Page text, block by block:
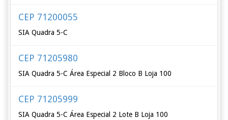
CEP 71200055
SIA Quadra 5-C
CEP 71205980
SIA Quadra 5-C Área Especial 2 Bloco B Loja 100
CEP 71205999
SIA Quadra 5-C Área Especial 2 Lote B Loja 100